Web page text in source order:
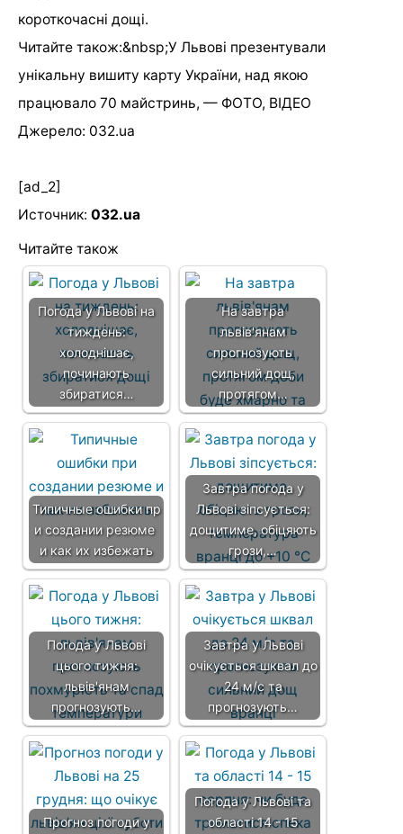
короткочасні дощі.
Читайте також:&nbsp;У Львові презентували
унікальну вишиту карту України, над якою
працювало 70 майстринь, — ФОТО, ВІДЕО
Джерело: 032.ua
[ad_2]
Источник: 032.ua
Читайте також
Погода у Львові на
тиждень:
холоднішає,
починають
збиратися…
На завтра
львів'янам
прогнозують
сильний дощ,
протягом…
Типичные ошибки пр
и создании резюме
и как их избежать
Завтра погода у
Львові зіпсується:
дощитиме, обіцяють
грози,…
Погода у Львові
цього тижня:
львів'янам
прогнозують…
Завтра у Львові
очікується шквал до
24 м/с та
прогнозують…
Прогноз погоди у
Погода у Львові та
області 14 - 15